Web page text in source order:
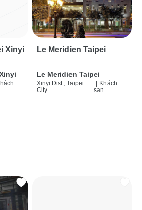
Xinyi Le Meridien Taipei
Le Meridien Taipei
Xinyi Dist., Taipei
City
| Khách
sạn